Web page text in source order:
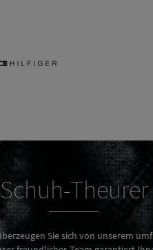
Schuh-Theurer
Sie sich von unserem